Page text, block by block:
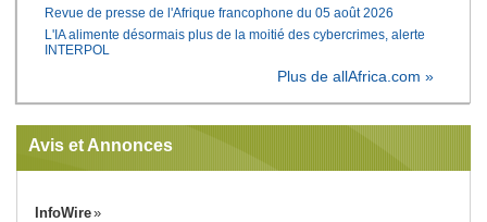
Revue de presse de l'Afrique francophone du 05 août 2026
L'IA alimente désormais plus de la moitié des cybercrimes, alerte
INTERPOL
Plus de allAfrica.com »
Avis et Annonces
InfoWire